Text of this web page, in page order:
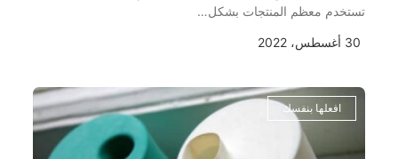
تستخدم معظم المنتجات بشكل…
30 أغسطس، 2022
افعلها بنفسك